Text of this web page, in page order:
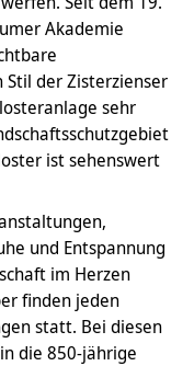
Akademie
Stil der Zisterzienser
sehr
ist sehenswert
und Entspannung
im Herzen
finden jeden
statt. Bei diesen
die 850-jährige